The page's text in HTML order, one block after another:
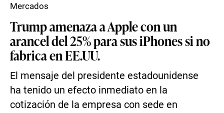
Trump amenaza a Apple con un
arancel del 25% para sus iPhones si no
fabrica en EE.UU.
El mensaje del presidente estadounidense
ha tenido un efecto inmediato en la
cotización de la empresa con sede en
Mercados